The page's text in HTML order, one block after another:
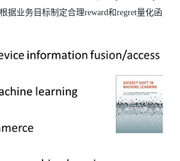
据业务目标制定合理reward和regret量化函